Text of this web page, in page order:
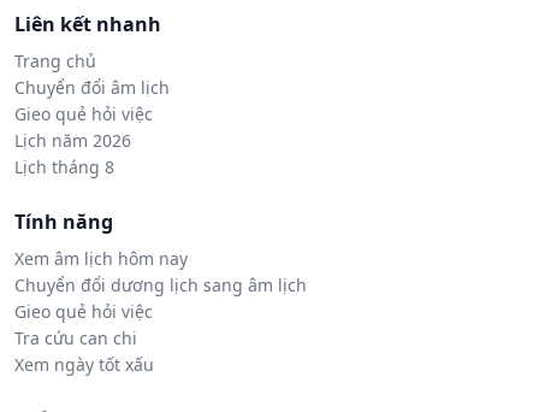
Liên kết nhanh
Trang chủ
Chuyển đổi âm lịch
Gieo quẻ hỏi việc
Lịch năm 2026
Lịch tháng 8
Tính năng
Xem âm lịch hôm nay
Chuyển đổi dương lịch sang âm lịch
Gieo quẻ hỏi việc
Tra cứu can chi
Xem ngày tốt xấu